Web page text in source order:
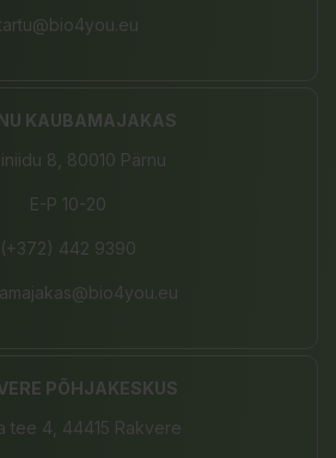
KAUBAMAJAKAS
8, 80010 Pärnu
E-P 10-20
(+372) 442 9390
PÕHJAKESKUS
tee 4, 44415 Rakvere